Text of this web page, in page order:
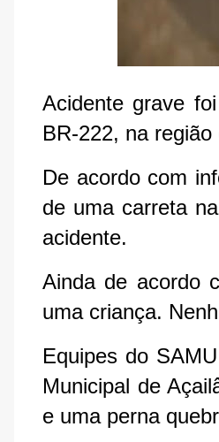
Acidente grave
BR-222, na
De acordo com
de uma carreta
acidente.
Ainda de acordo
uma criança.
Equipes do
Municipal de
e uma perna